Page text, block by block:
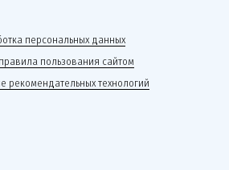
персональных данных
пользования сайтом
рекомендательных технологий